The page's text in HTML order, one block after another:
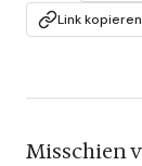
Link kopieren
Misschien